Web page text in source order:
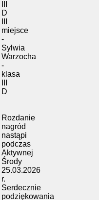
D
miejsce
-
Sylwia
Warzocha
-
klasa
D
Rozdanie
nagród
nastąpi
podczas
Aktywnej
Środy
25.03.2026
r.
Serdecznie
podziękowania